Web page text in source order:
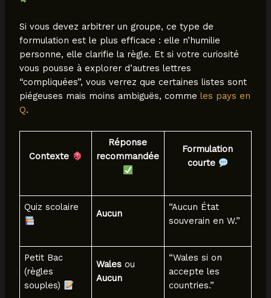
Si vous devez arbitrer un groupe, ce type de
formulation est le plus efficace : elle n’humilie
personne, elle clarifie la règle. Et si votre curiosité
vous pousse à explorer d’autres lettres
“compliquées”, vous verrez que certaines listes sont
piégeuses mais moins ambiguës, comme les pays en
Q.
Contexte
Réponse
recommandée
Formulation
courte
Quiz scolaire
Aucun
“Aucun État
souverain en W.”
Petit Bac
(règles
souples)
Wales ou
Aucun
“Wales si on
accepte les
countries.”